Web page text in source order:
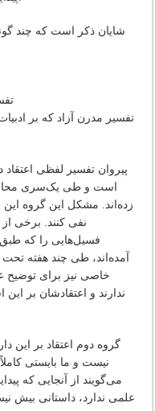
شایان ذکر است که چند
۲)
زده‌اند. مشکل این گروه
نفی کنند. برخی از
فسیل‌هایی را که طبق
آمده‌اند، طی چند هفته
خاصی نیز برای توضیح
ندارند و اعتقادشان بر
گروه دوم اعتقاد بر این
نیست و ما بایستی
علمی ندارد، داستانی بیش